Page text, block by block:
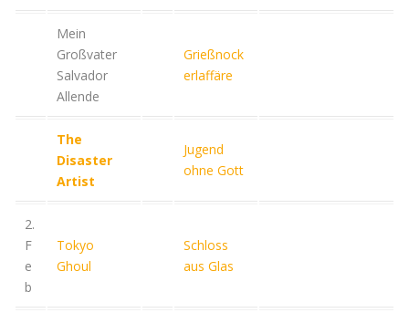
Mein
Großvater
Salvador
Allende
Grießnock
erlaffäre
The
Disaster
Artist
Jugend
ohne Gott
2.
F
e
b
Tokyo
Ghoul
Schloss
aus Glas